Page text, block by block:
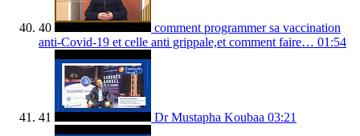
40
comment programmer sa vaccination
anti-Covid-19 et celle anti grippale,et comment faire… 01:54
41 Dr Mustapha Koubaa 03:21